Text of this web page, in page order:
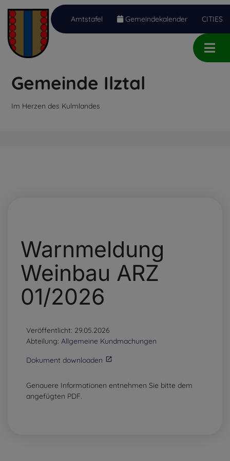
Inhalt
(Accesskey
1)
Hauptmenü
(Accesskey
2)
Quicklinks
(Accesskey
3)
Gemeinde Ilztal
Im Herzen des Kulmlandes
Amtstafel Gemeindekalender CITIES
Warnmeldung
Weinbau ARZ
01/2026
Veröffentlicht: 29.05.2026
Abteilung: Allgemeine Kundmachungen
Dokument downloaden
Genauere Informationen entnehmen Sie bitte dem
angefügten PDF.